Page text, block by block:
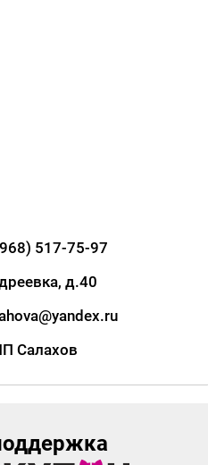
517-75-97
д.40
Салахов